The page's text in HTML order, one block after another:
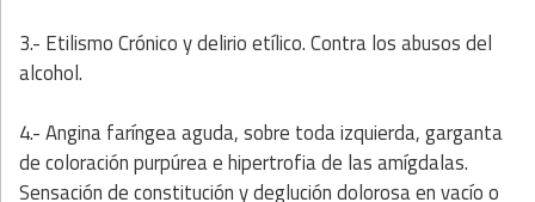
3.- Etilismo Crónico y delirio etílico. Contra los abusos del
alcohol.
4.- Angina faríngea aguda, sobre toda izquierda, garganta
de coloración purpúrea e hipertrofia de las amígdalas.
Sensación de constitución y deglución dolorosa en vacío o